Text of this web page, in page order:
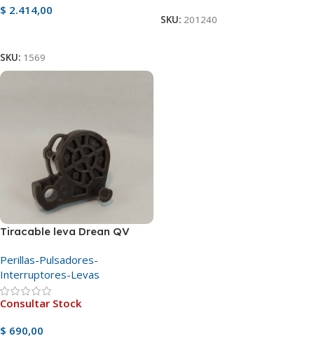
$ 2.414,00
SKU: 1569
SKU: 201240
Tiracable leva Drean QV
Perillas-Pulsadores-
Interruptores-Levas
Consultar Stock
$ 690,00